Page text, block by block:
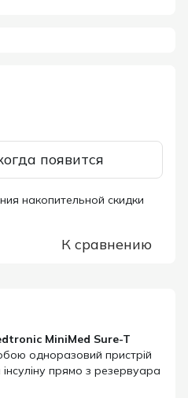
появится
накопительной скидки
К сравнению
MiniMed Sure-T
одноразовий пристрій
прямо з резервуара